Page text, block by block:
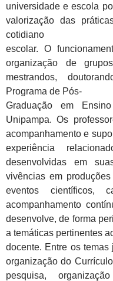
universidade e escola
valorização das
cotidiano
escolar. O
organização de
mestrandos,
Programa de Pós-
Graduação em
Unipampa. Os
acompanhamento e
experiência
desenvolvidas em
vivências em
eventos científicos,
acompanhamento
desenvolve, de forma
a temáticas pertinentes
docente. Entre os
organização do
pesquisa,